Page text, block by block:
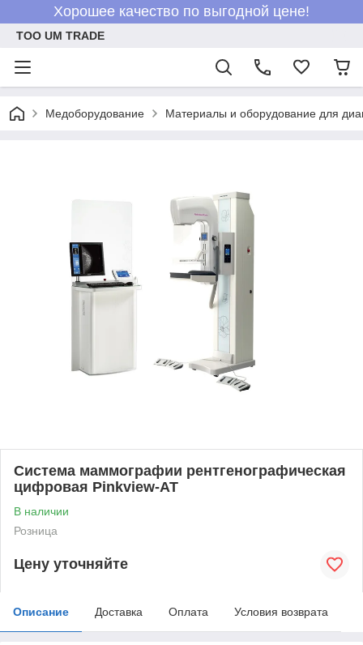
Хорошее качество по выгодной цене!
ТОО UM TRADE
Медоборудование Материалы и оборудование для
Система маммографии рентгенографическая
цифровая Pinkview-AT
В наличии
Розница
Цену уточняйте
Описание Доставка Оплата Условия возврата